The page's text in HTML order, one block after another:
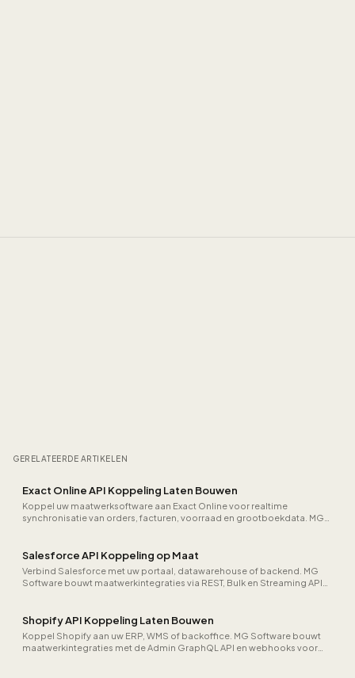
GERELATEERDE ARTIKELEN
Exact Online API Koppeling Laten Bouwen
Koppel uw maatwerksoftware aan Exact Online voor realtime
synchronisatie van orders, facturen, voorraad en grootboekdata. MG
Salesforce API Koppeling op Maat
Verbind Salesforce met uw portaal, datawarehouse of backend. MG
Software bouwt maatwerkintegraties via REST, Bulk en Streaming API
Shopify API Koppeling Laten Bouwen
Koppel Shopify aan uw ERP, WMS of backoffice. MG Software bouwt
maatwerkintegraties met de Admin GraphQL API en webhooks voor